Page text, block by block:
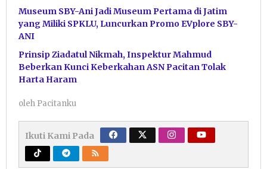
Museum SBY-Ani Jadi Museum Pertama di Jatim
yang Miliki SPKLU, Luncurkan Promo EVplore SBY-
ANI
Prinsip Ziadatul Nikmah, Inspektur Mahmud
Beberkan Kunci Keberkahan ASN Pacitan Tolak
Harta Haram
oleh Pacitanku
Ikuti Kami Pada